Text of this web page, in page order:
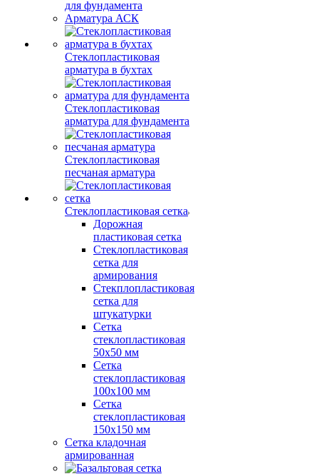
для фундамента
Арматура АСК
Стеклопластиковая
арматура в бухтах
Стеклопластиковая
арматура для фундамента
Стеклопластиковая
песчаная арматура
Стеклопластиковая сетка
Дорожная
пластиковая сетка
Стеклопластиковая
сетка для
армирования
Стекплопластиковая
сетка для
штукатурки
Сетка
стеклопластиковая
50x50 мм
Сетка
стеклопластиковая
100x100 мм
Сетка
стеклопластиковая
150x150 мм
Сетка кладочная
армированная